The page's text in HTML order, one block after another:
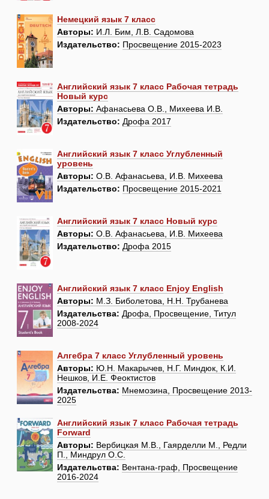
Немецкий язык 7 класс
Авторы: И.Л. Бим, Л.В. Садомова
Издательство: Просвещение 2015-2023
Английский язык 7 класс Рабочая тетрадь
Новый курс
Авторы: Афанасьева О.В., Михеева И.В.
Издательство: Дрофа 2017
Английский язык 7 класс Углубленный
уровень
Авторы: О.В. Афанасьева, И.В. Михеева
Издательство: Просвещение 2015-2021
Английский язык 7 класс Новый курс
Авторы: О.В. Афанасьева, И.В. Михеева
Издательство: Дрофа 2015
Английский язык 7 класс Enjoy English
Авторы: М.З. Биболетова, Н.Н. Трубанева
Издательства: Дрофа, Просвещение, Титул
2008-2024
Алгебра 7 класс Углубленный уровень
Авторы: Ю.Н. Макарычев, Н.Г. Миндюк, К.И.
Нешков, И.Е. Феоктистов
Издательства: Мнемозина, Просвещение 2013-
2025
Английский язык 7 класс Рабочая тетрадь
Forward
Авторы: Вербицкая М.В., Гаярделли М., Редли
П., Миндрул О.С.
Издательства: Вентана-граф, Просвещение
2016-2024